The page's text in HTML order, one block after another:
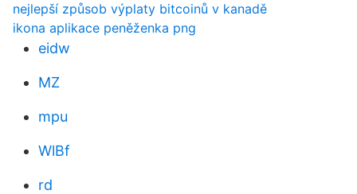
nejlepší způsob výplaty bitcoinů v kanadě
ikona aplikace peněženka png
eidw
MZ
mpu
WlBf
rd